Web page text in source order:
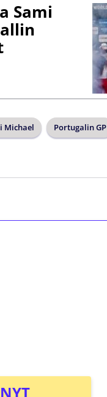
Sami
Michael Portugalin GP